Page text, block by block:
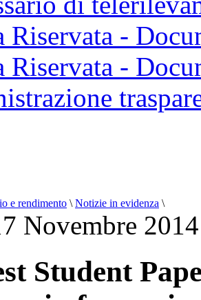
Riservata -
Riservata -
e rendimento \ Notizie in evidenza \
Novembre
Student